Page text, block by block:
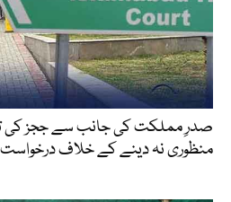
صدرِ مملکت کی جانب سے ججز کی
منظوری نہ دینے کے خلاف